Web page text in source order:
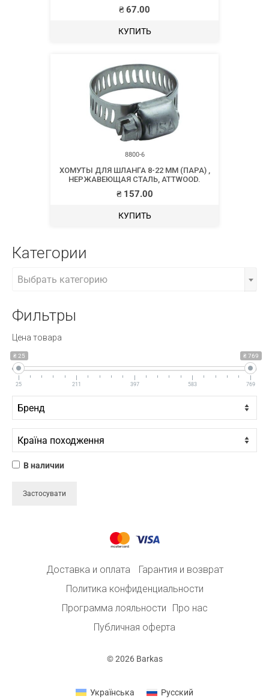
₴67.00
КУПИТЬ
8800-6
ХОМУТЫ ДЛЯ ШЛАНГА 8-22 ММ (ПАРА) ,
НЕРЖАВЕЮЩАЯ СТАЛЬ, ATTWOOD.
₴157.00
КУПИТЬ
Категории
Выбрать категорию
Фильтры
Цена товара
₴ 25 ₴ 769
25 211 397 583 769
В наличии
Застосувати
Доставка и оплата
Гарантия и возврат
Политика конфиденциальности
Программа лояльности
Про нас
Публичная оферта
© 2026 Barkas
Українська Русский